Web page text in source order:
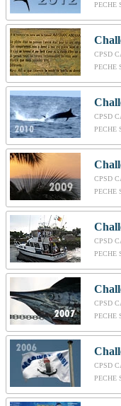
PECHE
CPSD
PECHE
CPSD
PECHE
CPSD
PECHE
CPSD
PECHE
CPSD
PECHE
CPSD
PECHE